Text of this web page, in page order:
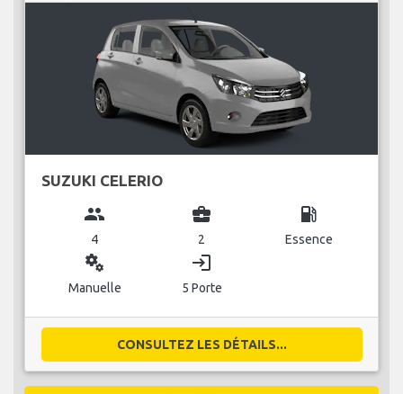
SUZUKI CELERIO
group
4
business_center
2
local_gas_station
Essence
miscellaneous_services
Manuelle
login
5 Porte
CONSULTEZ LES DÉTAILS...